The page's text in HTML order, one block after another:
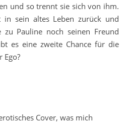
und so trennt sie sich von ihm.
in sein altes Leben zurück und
zu Pauline noch seinen Freund
es eine zweite Chance für die
Ego?
Cover, was mich